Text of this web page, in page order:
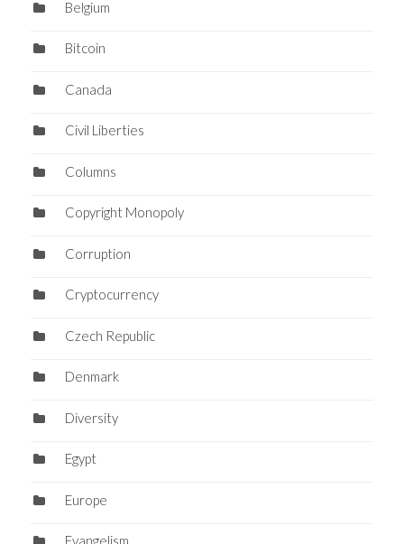
Belgium
Bitcoin
Canada
Civil Liberties
Columns
Copyright Monopoly
Corruption
Cryptocurrency
Czech Republic
Denmark
Diversity
Egypt
Europe
Evangelism